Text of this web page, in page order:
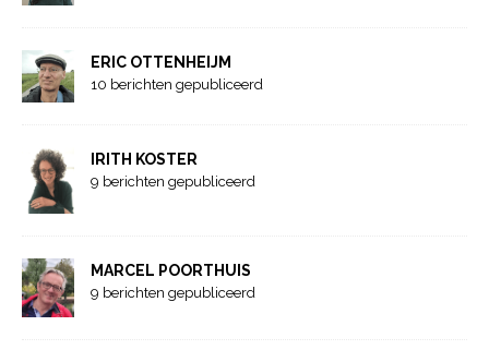
ERIC OTTENHEIJM
10 berichten gepubliceerd
IRITH KOSTER
9 berichten gepubliceerd
MARCEL POORTHUIS
9 berichten gepubliceerd